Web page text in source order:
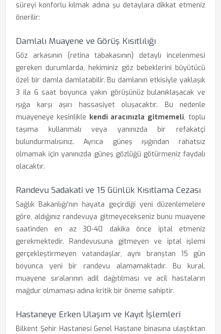
süreyi konforlu kılmak adına şu detaylara dikkat etmeniz
önerilir:
Damlalı Muayene ve Görüş Kısıtlılığı
Göz arkasının (retina tabakasının) detaylı incelenmesi
gereken durumlarda, hekiminiz göz bebeklerini büyütücü
özel bir damla damlatabilir. Bu damlanın etkisiyle yaklaşık
3 ila 6 saat boyunca yakın görüşünüz bulanıklaşacak ve
ışığa karşı aşırı hassasiyet oluşacaktır. Bu nedenle
muayeneye kesinlikle kendi aracınızla gitmemeli, toplu
taşıma kullanmalı veya yanınızda bir refakatçi
bulundurmalısınız. Ayrıca güneş ışığından rahatsız
olmamak için yanınızda güneş gözlüğü götürmeniz faydalı
olacaktır.
Randevu Sadakati ve 15 Günlük Kısıtlama Cezası
Sağlık Bakanlığı'nın hayata geçirdiği yeni düzenlemelere
göre, aldığınız randevuya gitmeyecekseniz bunu muayene
saatinden en az 30-40 dakika önce iptal etmeniz
gerekmektedir. Randevusuna gitmeyen ve iptal işlemi
gerçekleştirmeyen vatandaşlar, aynı branştan 15 gün
boyunca yeni bir randevu alamamaktadır. Bu kural,
muayene sıralarının adil dağıtılması ve acil hastaların
mağdur olmaması adına kritik bir öneme sahiptir.
Hastaneye Erken Ulaşım ve Kayıt İşlemleri
Bilkent Şehir Hastanesi Genel Hastane binasına ulaştıktan